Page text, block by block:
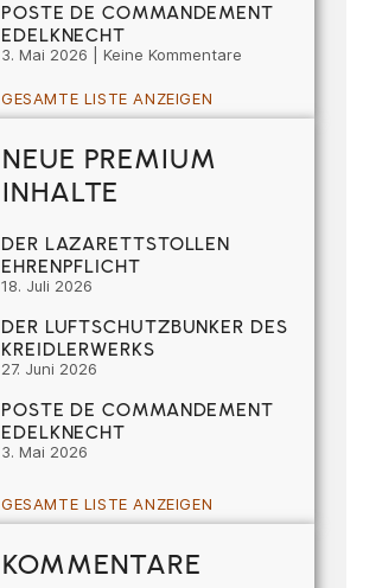
POSTE DE COMMANDEMENT
EDELKNECHT
3. Mai 2026 Keine Kommentare
GESAMTE LISTE ANZEIGEN
NEUE PREMIUM
INHALTE
DER LAZARETTSTOLLEN
EHRENPFLICHT
18. Juli 2026
DER LUFTSCHUTZBUNKER DES
KREIDLERWERKS
27. Juni 2026
POSTE DE COMMANDEMENT
EDELKNECHT
3. Mai 2026
GESAMTE LISTE ANZEIGEN
KOMMENTARE